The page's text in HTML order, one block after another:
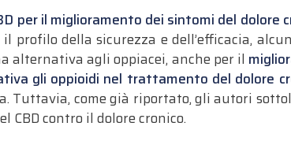
per il miglioramento dei sintomi del dolore
della sicurezza e dell’efficacia,
alternativa agli oppiacei, anche per il
gli oppioidi nel trattamento del dolore
Tuttavia, come già riportato, gli autori
CBD contro il dolore cronico.